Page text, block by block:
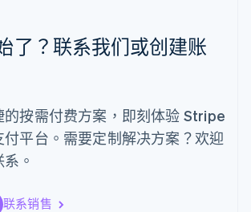
了？联系我们或创建账
的按需付费方案，即刻体验 Stripe
平台。需要定制解决方案？欢迎
。
联系销售